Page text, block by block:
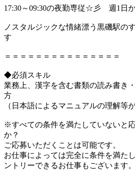
17:30～09:30の夜勤専従☆彡 週1日
ノスタルジックな情緒漂う黒磯駅の
す
＝＝＝＝＝＝＝＝＝＝＝＝＝＝＝
◆必須スキル
業務上、漢字を含む書類の読み書き
方
（日本語によるマニュアルの理解等
※すべての条件を満たしていないと
か？
ご応募いただくことは可能です。
お仕事によっては完全に条件を満た
ントリーできるお仕事もございます。